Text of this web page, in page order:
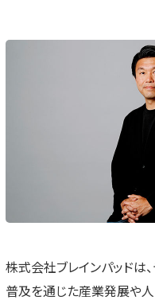
株式会社ブレインパッドは
普及を通じた産業発展や